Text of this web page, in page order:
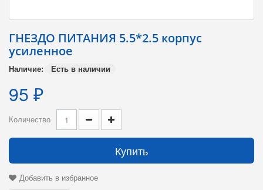
ГНЕЗДО ПИТАНИЯ 5.5*2.5 коpпус
усиленное
Наличие: Есть в наличии
95 ₽
Количество
Купить
Добавить в избранное